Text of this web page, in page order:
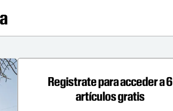
Registrate para acceder a 6
artículos gratis